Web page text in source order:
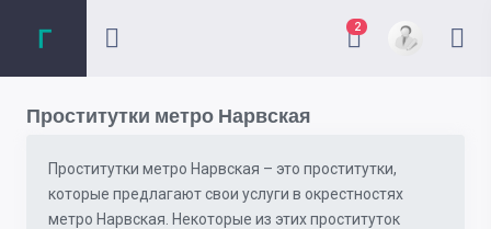
2
Проститутки метро Нарвская
Проститутки метро Нарвская – это проститутки,
которые предлагают свои услуги в окрестностях
метро Нарвская. Некоторые из этих проституток